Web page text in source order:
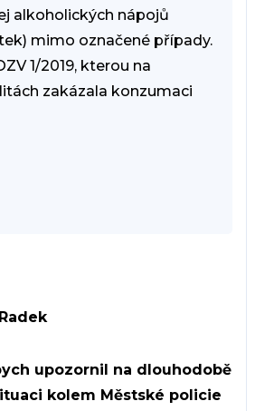
alkoholických nápojů
mimo označené případy.
1/2019, kterou na
zakázala konzumaci
upozornil na dlouhodobě
kolem Městské policie